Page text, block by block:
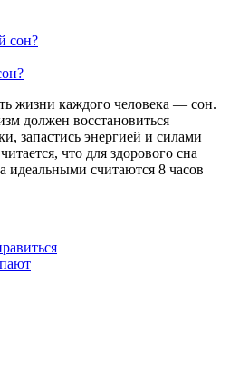
жизни каждого человека — сон.
должен восстановиться
запастись энергией и силами
что для здорового сна
идеальными считаются 8 часов